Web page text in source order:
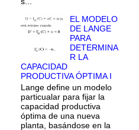
EL MODELO
DE LANGE
PARA
DETERMINA
R LA
CAPACIDAD
PRODUCTIVA ÓPTIMA I
Lange define un modelo
particualar para fijar la
capacidad productiva
óptima de una nueva
planta, basándose en la